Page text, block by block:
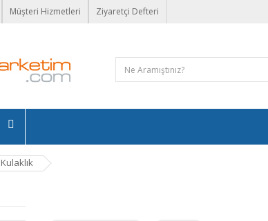
Müşteri Hizmetleri Ziyaretçi Defteri
Kulaklık